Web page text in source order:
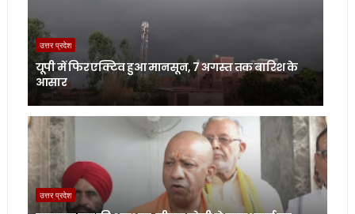
उत्तर प्रदेश
यूपी में फिर एक्टिव हुआ मानसून, 7 अगस्त तक बारिश के
आसार
उत्तर प्रदेश